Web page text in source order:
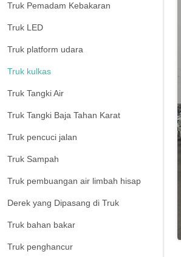
Truk Pemadam Kebakaran
Truk LED
Truk platform udara
Truk kulkas
Truk Tangki Air
Truk Tangki Baja Tahan Karat
Truk pencuci jalan
Truk Sampah
Truk pembuangan air limbah hisap
Derek yang Dipasang di Truk
Truk bahan bakar
Truk penghancur